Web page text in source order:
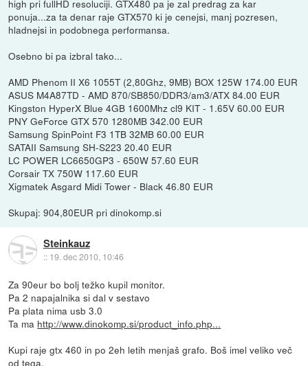
high pri fullHD resoluciji. GTX480 pa je zal predrag za kar
ponuja...za ta denar raje GTX570 ki je cenejsi, manj pozresen,
hladnejsi in podobnega performansa.
Osebno bi pa izbral tako...
AMD Phenom II X6 1055T (2,80Ghz, 9MB) BOX 125W 174.00 EUR
ASUS M4A87TD - AMD 870/SB850/DDR3/am3/ATX 84.00 EUR
Kingston HyperX Blue 4GB 1600Mhz cl9 KIT - 1.65V 60.00 EUR
PNY GeForce GTX 570 1280MB 342.00 EUR
Samsung SpinPoint F3 1TB 32MB 60.00 EUR
SATAII Samsung SH-S223 20.40 EUR
LC POWER LC6650GP3 - 650W 57.60 EUR
Corsair TX 750W 117.60 EUR
Xigmatek Asgard Midi Tower - Black 46.80 EUR
Skupaj: 904,80EUR pri dinokomp.si
Steinkauz
:: 19. dec 2010, 10:46
Za 90eur bo bolj težko kupil monitor.
Pa 2 napajalnika si dal v sestavo
Pa plata nima usb 3.0
Ta ma http://www.dinokomp.si/product_info.php...
Kupi raje gtx 460 in po 2eh letih menjaš grafo. Boš imel veliko več
od tega.